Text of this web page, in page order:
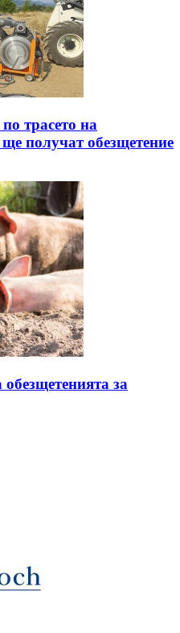
трасето на
получат обезщетение
за